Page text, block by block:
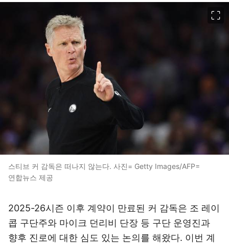
스티브 커 감독은 떠나지 않는다. 사진= Getty Images/AFP=
연합뉴스 제공
2025-26시즌 이후 계약이 만료된 커 감독은 조 레이
콥 구단주와 마이크 던리비 단장 등 구단 운영진과
향후 진로에 대한 심도 있는 논의를 해왔다. 이번 계